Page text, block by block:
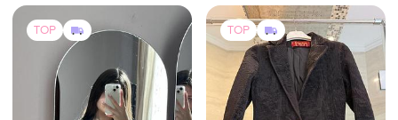
TOP TOP